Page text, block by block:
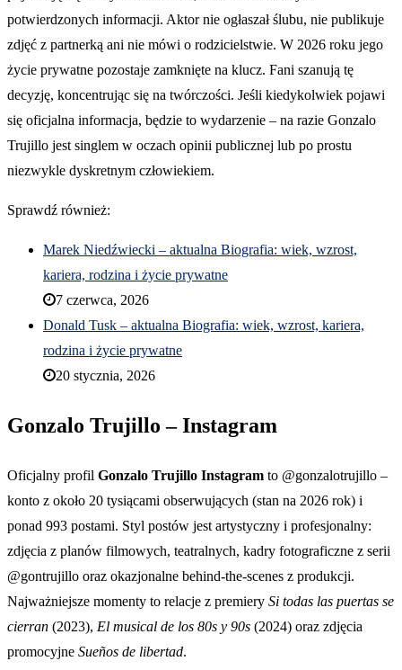
potwierdzonych informacji. Aktor nie ogłaszał ślubu, nie publikuje
zdjęć z partnerką ani nie mówi o rodzicielstwie. W 2026 roku jego
życie prywatne pozostaje zamknięte na klucz. Fani szanują tę
decyzję, koncentrując się na twórczości. Jeśli kiedykolwiek pojawi
się oficjalna informacja, będzie to wydarzenie – na razie Gonzalo
Trujillo jest singlem w oczach opinii publicznej lub po prostu
niezwykle dyskretnym człowiekiem.
Sprawdź również:
Marek Niedźwiecki – aktualna Biografia: wiek, wzrost,
kariera, rodzina i życie prywatne
7 czerwca, 2026
Donald Tusk – aktualna Biografia: wiek, wzrost, kariera,
rodzina i życie prywatne
20 stycznia, 2026
Gonzalo Trujillo – Instagram
Oficjalny profil Gonzalo Trujillo Instagram to @gonzalotrujillo –
konto z około 20 tysiącami obserwujących (stan na 2026 rok) i
ponad 993 postami. Styl postów jest artystyczny i profesjonalny:
zdjęcia z planów filmowych, teatralnych, kadry fotograficzne z serii
@gontrujillo oraz okazjonalne behind-the-scenes z produkcji.
Najważniejsze momenty to relacje z premiery Si todas las puertas se
cierran (2023), El musical de los 80s y 90s (2024) oraz zdjęcia
promocyjne Sueños de libertad.